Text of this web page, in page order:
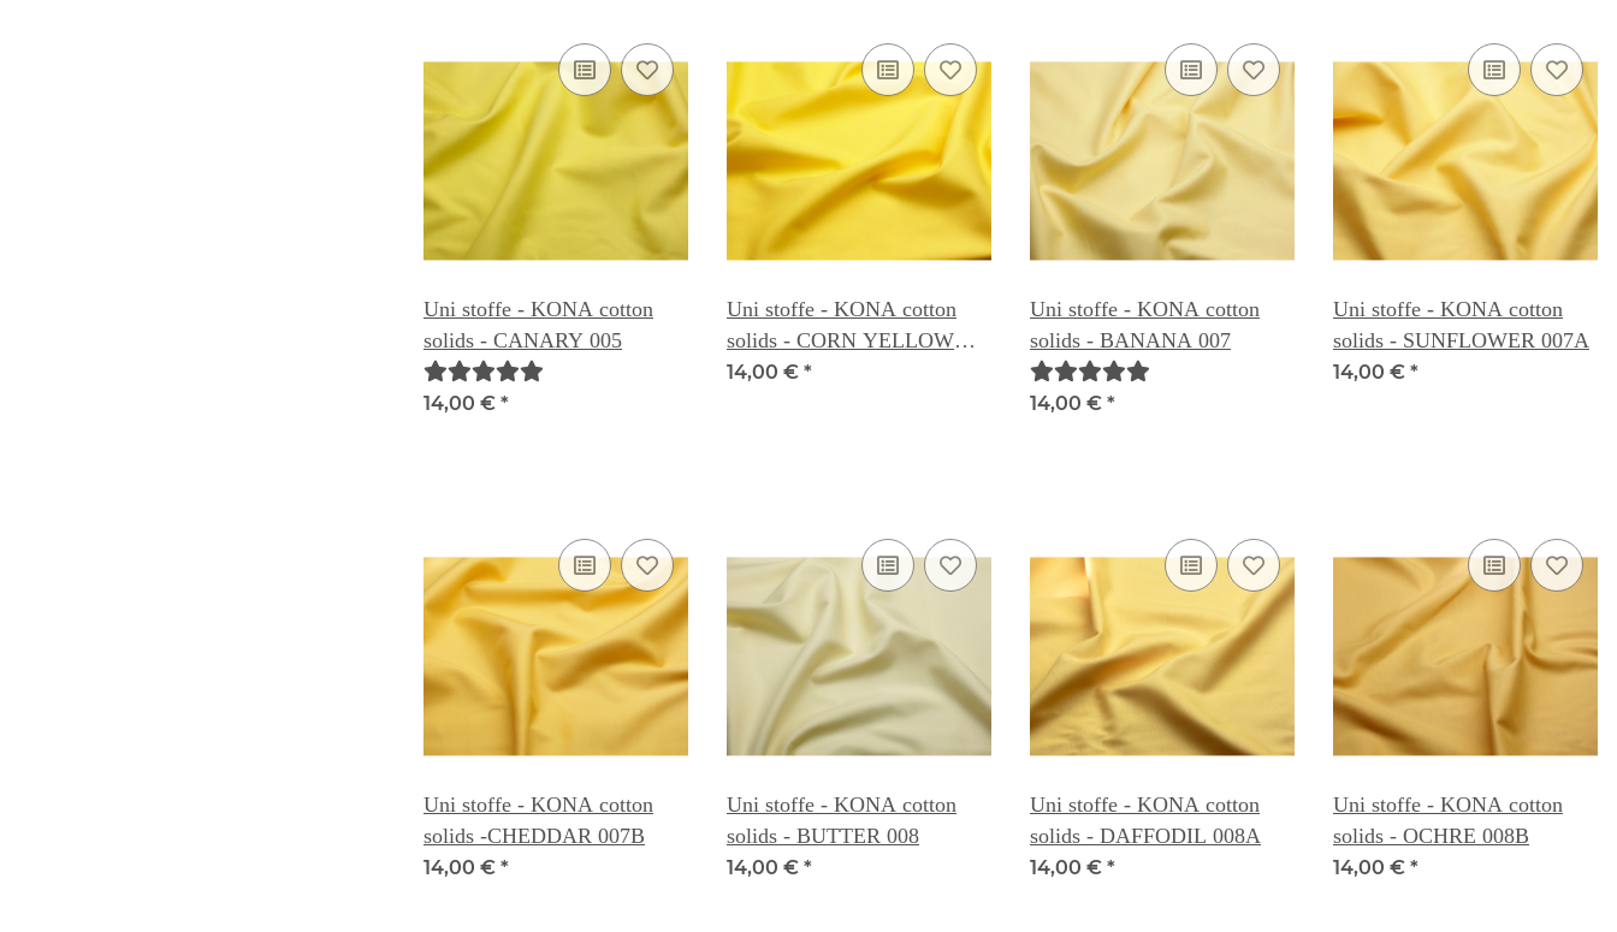
Uni stoffe - KONA cotton
solids - CANARY 005
14,00 € *
Uni stoffe - KONA cotton
solids - CORN YELLOW
006
14,00 € *
Uni stoffe - KONA cotton
solids - BANANA 007
14,00 € *
Uni stoffe - KONA cotton
solids - SUNFLOWER 007A
14,00 € *
Uni stoffe - KONA cotton
solids -CHEDDAR 007B
14,00 € *
Uni stoffe - KONA cotton
solids - BUTTER 008
14,00 € *
Uni stoffe - KONA cotton
solids - DAFFODIL 008A
14,00 € *
Uni stoffe - KONA cotton
solids - OCHRE 008B
14,00 € *